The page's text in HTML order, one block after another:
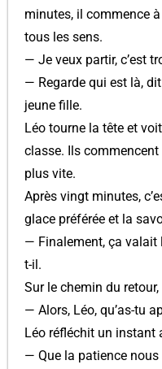
minutes, il commence
tous les sens.
— Je veux partir, c’est
— Regarde qui est là,
jeune fille.
Léo tourne la tête et
classe. Ils
plus vite.
Après vingt minutes,
glace préférée et la
— Finalement, ça valait
t-il.
Sur le chemin du
— Alors, Léo, qu’as-tu
Léo réfléchit un instant
— Que la patience